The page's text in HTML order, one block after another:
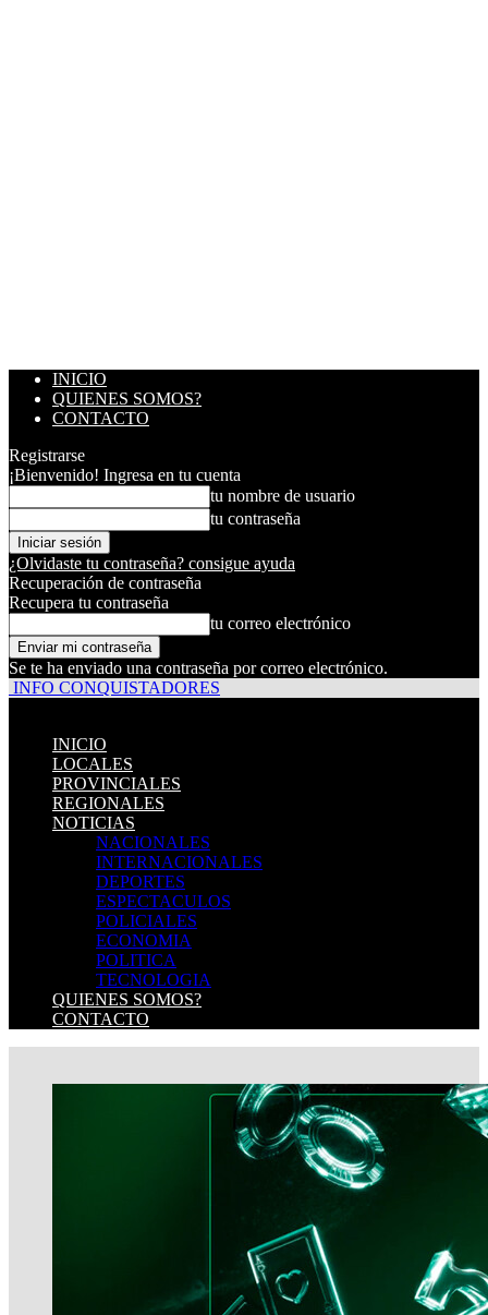
INICIO
QUIENES SOMOS?
CONTACTO
Registrarse
¡Bienvenido! Ingresa en tu cuenta
tu nombre de usuario
tu contraseña
¿Olvidaste tu contraseña? consigue ayuda
Recuperación de contraseña
Recupera tu contraseña
tu correo electrónico
Se te ha enviado una contraseña por correo electrónico.
INFO CONQUISTADORES
INICIO
LOCALES
PROVINCIALES
REGIONALES
NOTICIAS
NACIONALES
INTERNACIONALES
DEPORTES
ESPECTACULOS
POLICIALES
ECONOMIA
POLITICA
TECNOLOGIA
QUIENES SOMOS?
CONTACTO